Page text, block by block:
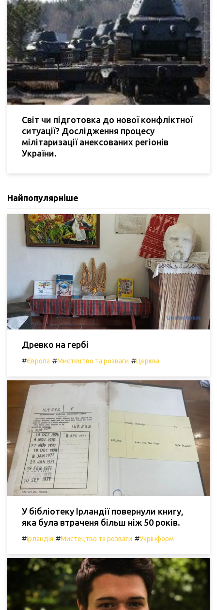
Світ чи підготовка до нової конфліктної
ситуації? Дослідження процесу
мілітаризації анексованих регіонів
України.
Найпопулярніше
Древко на гербі
#Європа #Мистецтво та розваги #Церква
У бібліотеку Ірландії повернули книгу,
яка була втраченя більш ніж 50 років.
#Ірландія #Мистецтво та розваги #Укрінформ